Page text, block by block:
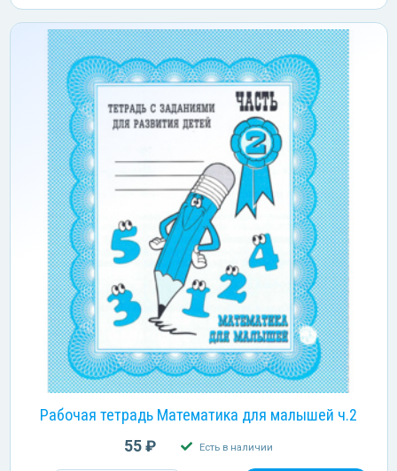
Рабочая тетрадь Математика для малышей ч.2
55 ₽ Есть в наличии